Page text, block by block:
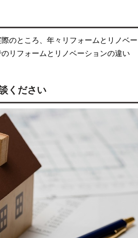
のところ、年々リフォームとリノベー
リフォームとリノベーションの違い
ください